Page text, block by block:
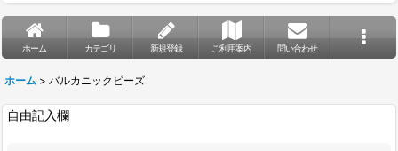
ホーム カテゴリ 新規登録 ご利用案内 問い合わせ
ホーム > バルカニックビーズ
自由記入欄